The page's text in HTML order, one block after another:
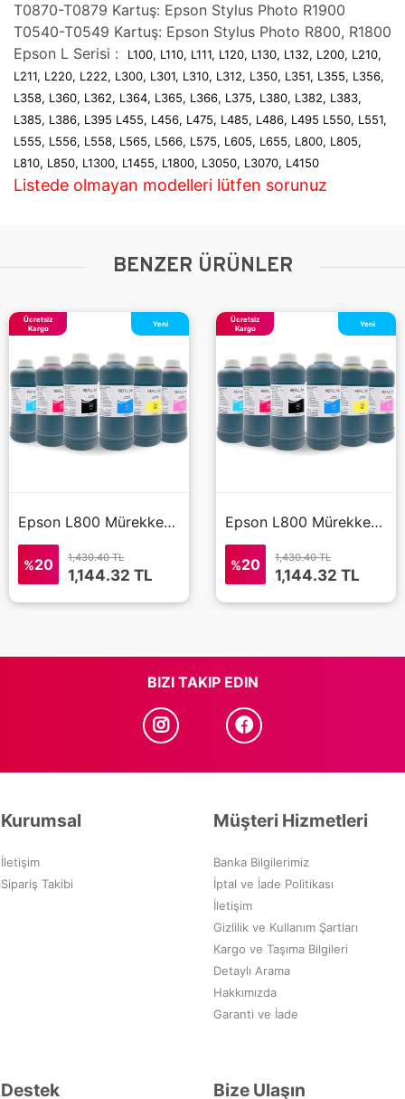
T0870-T0879 Kartuş: Epson Stylus Photo R1900
T0540-T0549 Kartuş: Epson Stylus Photo R800, R1800
Epson L Serisi :
L100, L110, L111, L120, L130, L132, L200, L210,
L211, L220, L222, L300, L301, L310, L312, L350, L351, L355, L356,
L358, L360, L362, L364, L365, L366, L375, L380, L382, L383,
L385, L386, L395 L455, L456, L475, L485, L486, L495 L550, L551,
L555, L556, L558, L565, L566, L575, L605, L655, L800, L805,
L810, L850, L1300, L1455, L1800, L3050, L3070, L4150
Listede olmayan modelleri lütfen sorunuz
BENZER ÜRÜNLER
Epson L800 Mürekkep 6x500 ml (Muadil)
Ücretsiz
Kargo
Yeni
%20 1,430.40 TL
1,144.32 TL
Epson L800 Mürekkep 6x500 ml (Muadil)
Ücretsiz
Kargo
Yeni
%20 1,430.40 TL
1,144.32 TL
BIZI TAKIP EDIN
Kurumsal
İletişim
Sipariş Takibi
Müşteri Hizmetleri
Banka Bilgilerimiz
İptal ve İade Politikası
İletişim
Gizlilik ve Kullanım Şartları
Kargo ve Taşıma Bilgileri
Detaylı Arama
Hakkımızda
Garanti ve İade
Destek Bize Ulaşın